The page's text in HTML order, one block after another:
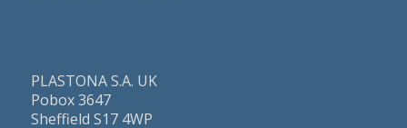
PLASTONA S.A. UK
Pobox 3647
Sheffield S17 4WP